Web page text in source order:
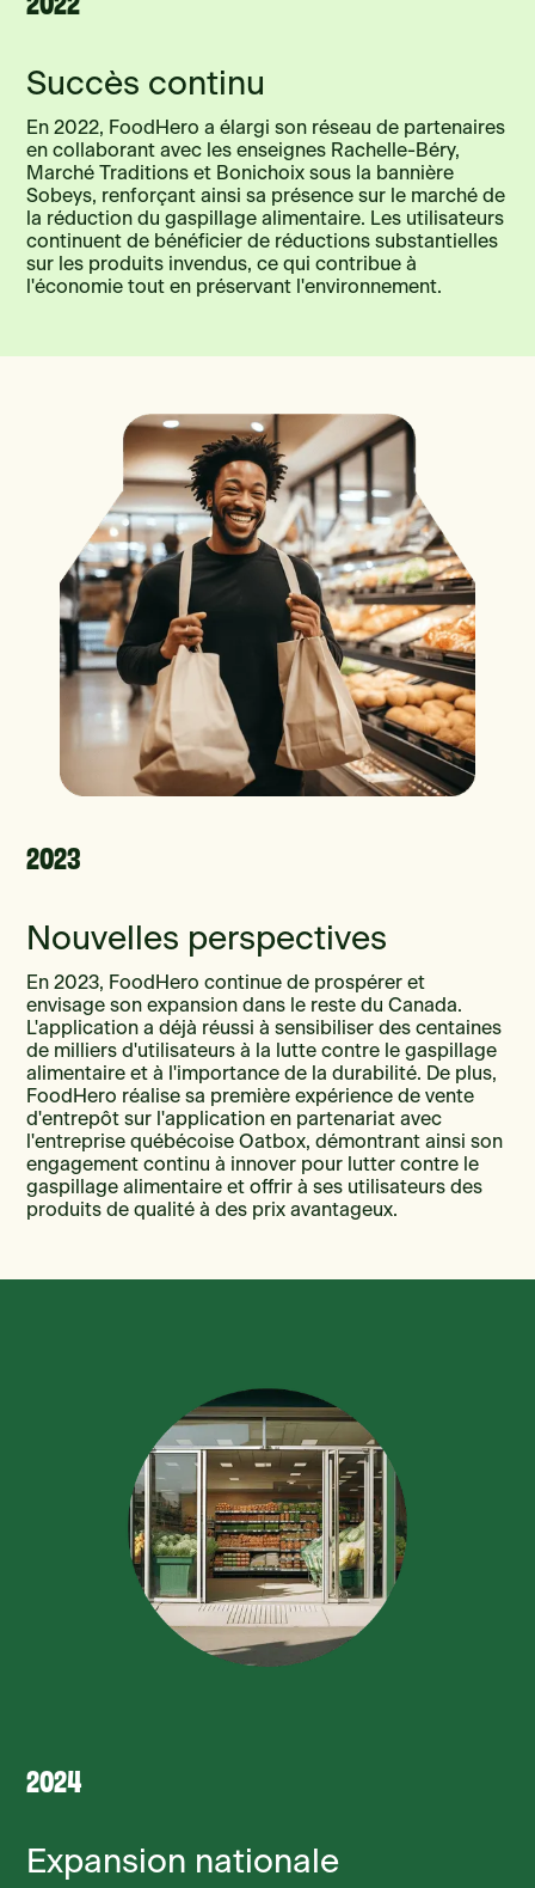
Succès continu
En 2022, FoodHero a élargi son réseau de partenaires
en collaborant avec les enseignes Rachelle-Béry,
Marché Traditions et Bonichoix sous la bannière
Sobeys, renforçant ainsi sa présence sur le marché de
la réduction du gaspillage alimentaire. Les utilisateurs
continuent de bénéficier de réductions substantielles
sur les produits invendus, ce qui contribue à
l'économie tout en préservant l'environnement.
2023
Nouvelles perspectives
En 2023, FoodHero continue de prospérer et
envisage son expansion dans le reste du Canada.
L'application a déjà réussi à sensibiliser des centaines
de milliers d'utilisateurs à la lutte contre le gaspillage
alimentaire et à l'importance de la durabilité. De plus,
FoodHero réalise sa première expérience de vente
d'entrepôt sur l'application en partenariat avec
l'entreprise québécoise Oatbox, démontrant ainsi son
engagement continu à innover pour lutter contre le
gaspillage alimentaire et offrir à ses utilisateurs des
produits de qualité à des prix avantageux.
2024
Expansion nationale